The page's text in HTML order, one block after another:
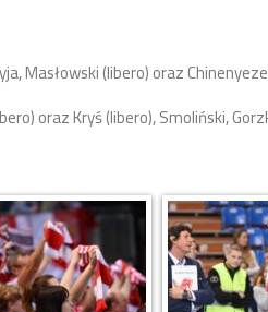
Masłowski (libero) oraz
oraz Kryś (libero), Smoliński,